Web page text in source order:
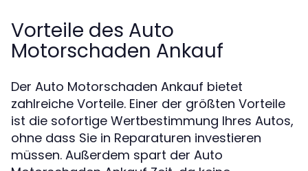
Vorteile des Auto
Motorschaden Ankauf
Der Auto Motorschaden Ankauf bietet
zahlreiche Vorteile. Einer der größten Vorteile
ist die sofortige Wertbestimmung Ihres Autos,
ohne dass Sie in Reparaturen investieren
müssen. Außerdem spart der Auto